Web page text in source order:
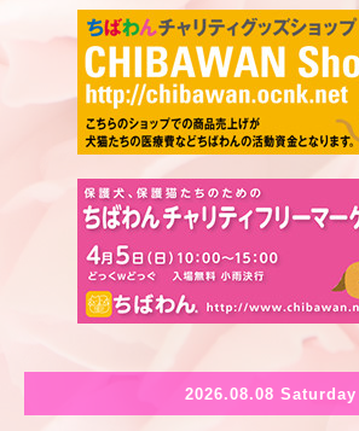
2026.08.08 Saturday